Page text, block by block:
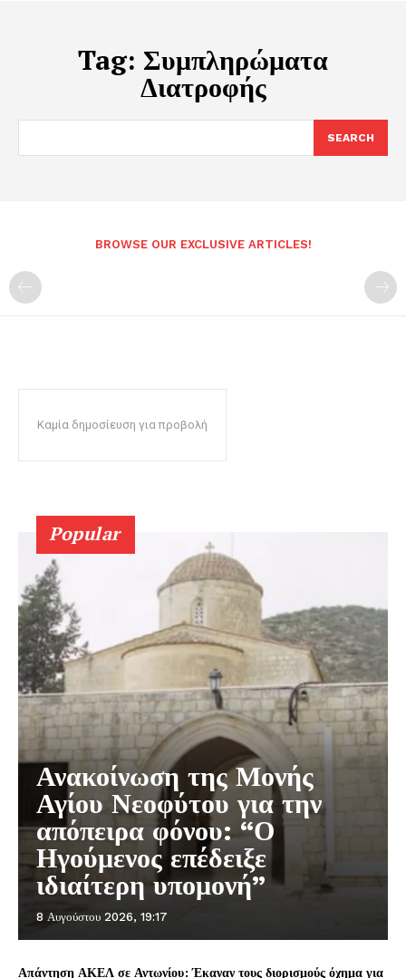
Tag: Συμπληρώματα
Διατροφής
SEARCH
BROWSE OUR EXCLUSIVE ARTICLES!
Καμία δημοσίευση για προβολή
Popular
Ανακοίνωση της Μονής
Αγίου Νεοφύτου για την
απόπειρα φόνου: “Ο
Ηγούμενος επέδειξε
ιδιαίτερη υπομονή”
8 Αυγούστου 2026, 19:17
Απάντηση ΑΚΕΛ σε Αντωνίου: Έκαναν τους διορισμούς όχημα για